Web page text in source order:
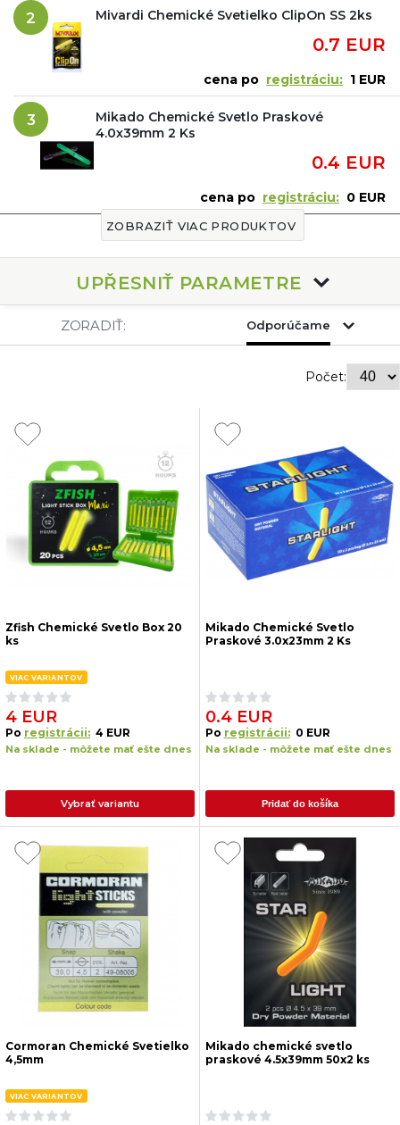
Izotopy - tzv.
fluorescenčné svetlo. Niektorí výrobcovia uvádzajú
životnosť až 25 rokov. Rybári si ich veľmi obľúbili pri použití
nielen do swingerov a Bobin.
2 Mivardi Chemické Svetielko ClipOn SS 2ks
0.7 EUR
cena po registráciu: 1 EUR
3
Mikado Chemické Svetlo Praskové
4.0x39mm 2 Ks
0.4 EUR
cena po registráciu: 0 EUR
ZOBRAZIŤ VIAC PRODUKTOV
UPŘESNIŤ PARAMETRE
ZORADIŤ: Odporúčame
Počet:
Zfish Chemické Svetlo Box 20
ks
VIAC VARIANTOV
4 EUR
Po registrácii: 4 EUR
Na sklade - môžete mať ešte dnes
Vybrať variantu
Mikado Chemické Svetlo
Praskové 3.0x23mm 2 Ks
0.4 EUR
Po registrácii: 0 EUR
Na sklade - môžete mať ešte dnes
Pridať do košíka
Cormoran Chemické Svetielko
4,5mm
VIAC VARIANTOV
Mikado chemické svetlo
praskové 4.5x39mm 50x2 ks